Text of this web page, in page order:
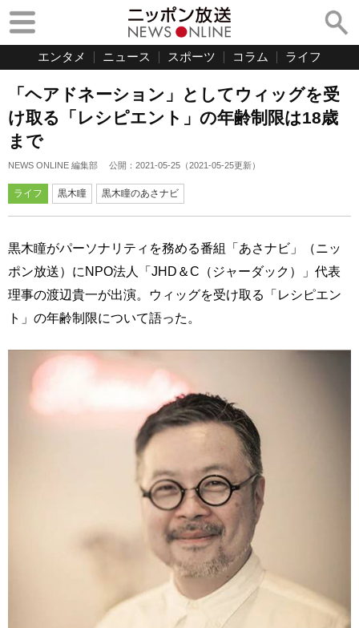
エンタメ ニュース スポーツ コラム ライフ
「ヘアドネーション」としてウィッグを受
け取る「レシピエント」の年齢制限は18歳
まで
NEWS ONLINE 編集部 公開： 2021-05-25 （2021-05-25更新）
ライフ 黒木瞳 黒木瞳のあさナビ
黒木瞳がパーソナリティを務める番組「あさナビ」（ニッ
ポン放送）にNPO法人「JHD＆C（ジャーダック）」代表
理事の渡辺貴一が出演。ウィッグを受け取る「レシピエン
ト」の年齢制限について語った。